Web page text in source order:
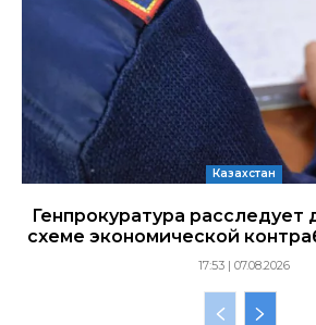
Казахстан
Генпрокуратура расследует
схеме экономической
17:53 | 07.08.2026